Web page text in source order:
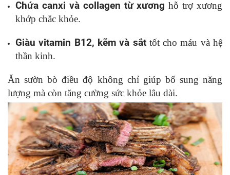
Chứa canxi và collagen từ xương hỗ trợ xương
khớp chắc khỏe.
Giàu vitamin B12, kẽm và sắttốt cho máu và hệ
thần kinh.
Ăn sườn bò điều độ không chỉ giúp bổ sung năng
lượng mà còn tăng cường sức khỏe lâu dài.